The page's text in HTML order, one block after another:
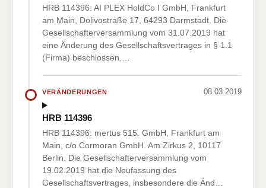
HRB 114396: AI PLEX HoldCo I GmbH, Frankfurt
am Main, Dolivostraße 17, 64293 Darmstadt. Die
Gesellschafterversammlung vom 31.07.2019 hat
eine Änderung des Gesellschaftsvertrages in § 1.1
(Firma) beschlossen.…
VERÄNDERUNGEN 08.03.2019
HRB 114396
HRB 114396: mertus 515. GmbH, Frankfurt am
Main, c/o Cormoran GmbH. Am Zirkus 2, 10117
Berlin. Die Gesellschafterversammlung vom
19.02.2019 hat die Neufassung des
Gesellschaftsvertrages, insbesondere die Änd…